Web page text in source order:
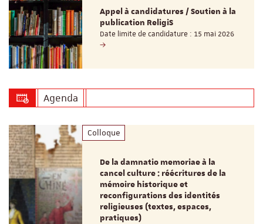
Appel à candidatures / Soutien à la
publication ReligiS
Date limite de candidature : 15 mai 2026
Agenda
Colloque
De la damnatio memoriae à la
cancel culture : réécritures de la
mémoire historique et
reconfigurations des identités
religieuses (textes, espaces,
pratiques)